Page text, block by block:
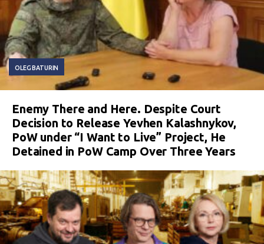
OLEG BATURIN
Enemy There and Here. Despite Court
Decision to Release Yevhen Kalashnykov,
PoW under “I Want to Live” Project, He
Detained in PoW Camp Over Three Years